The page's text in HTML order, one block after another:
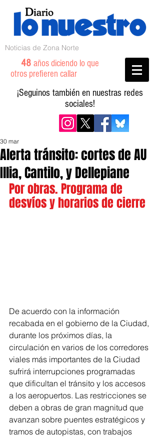
Noticias de Zona Norte
48 años diciendo lo que
otros prefieren callar
¡Seguinos también en nuestras redes
sociales!
Alerta tránsito: cortes de AU
Illia, Cantilo, y Dellepiane
30 mar
Por obras. Programa de
desvíos y horarios de cierre
De acuerdo con la información
recabada en el gobierno de la Ciudad,
durante los próximos días, la
circulación en varios de los corredores
viales más importantes de la Ciudad
sufrirá interrupciones programadas
que dificultan el tránsito y los accesos
a los aeropuertos. Las restricciones se
deben a obras de gran magnitud que
avanzan sobre puentes estratégicos y
tramos de autopistas, con trabajos